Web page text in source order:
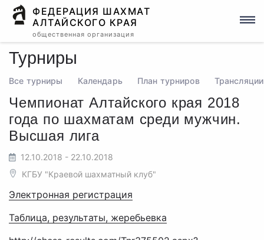
ФЕДЕРАЦИЯ ШАХМАТ
АЛТАЙСКОГО КРАЯ
общественная организация
Турниры
Все турниры Календарь План турниров Трансляции
Чемпионат Алтайского края 2018
года по шахматам среди мужчин.
Высшая лига
12.10.2018 - 22.10.2018
КГБУ "Краевой шахматный клуб"
Электронная регистрация
Таблица, результаты, жеребьевка